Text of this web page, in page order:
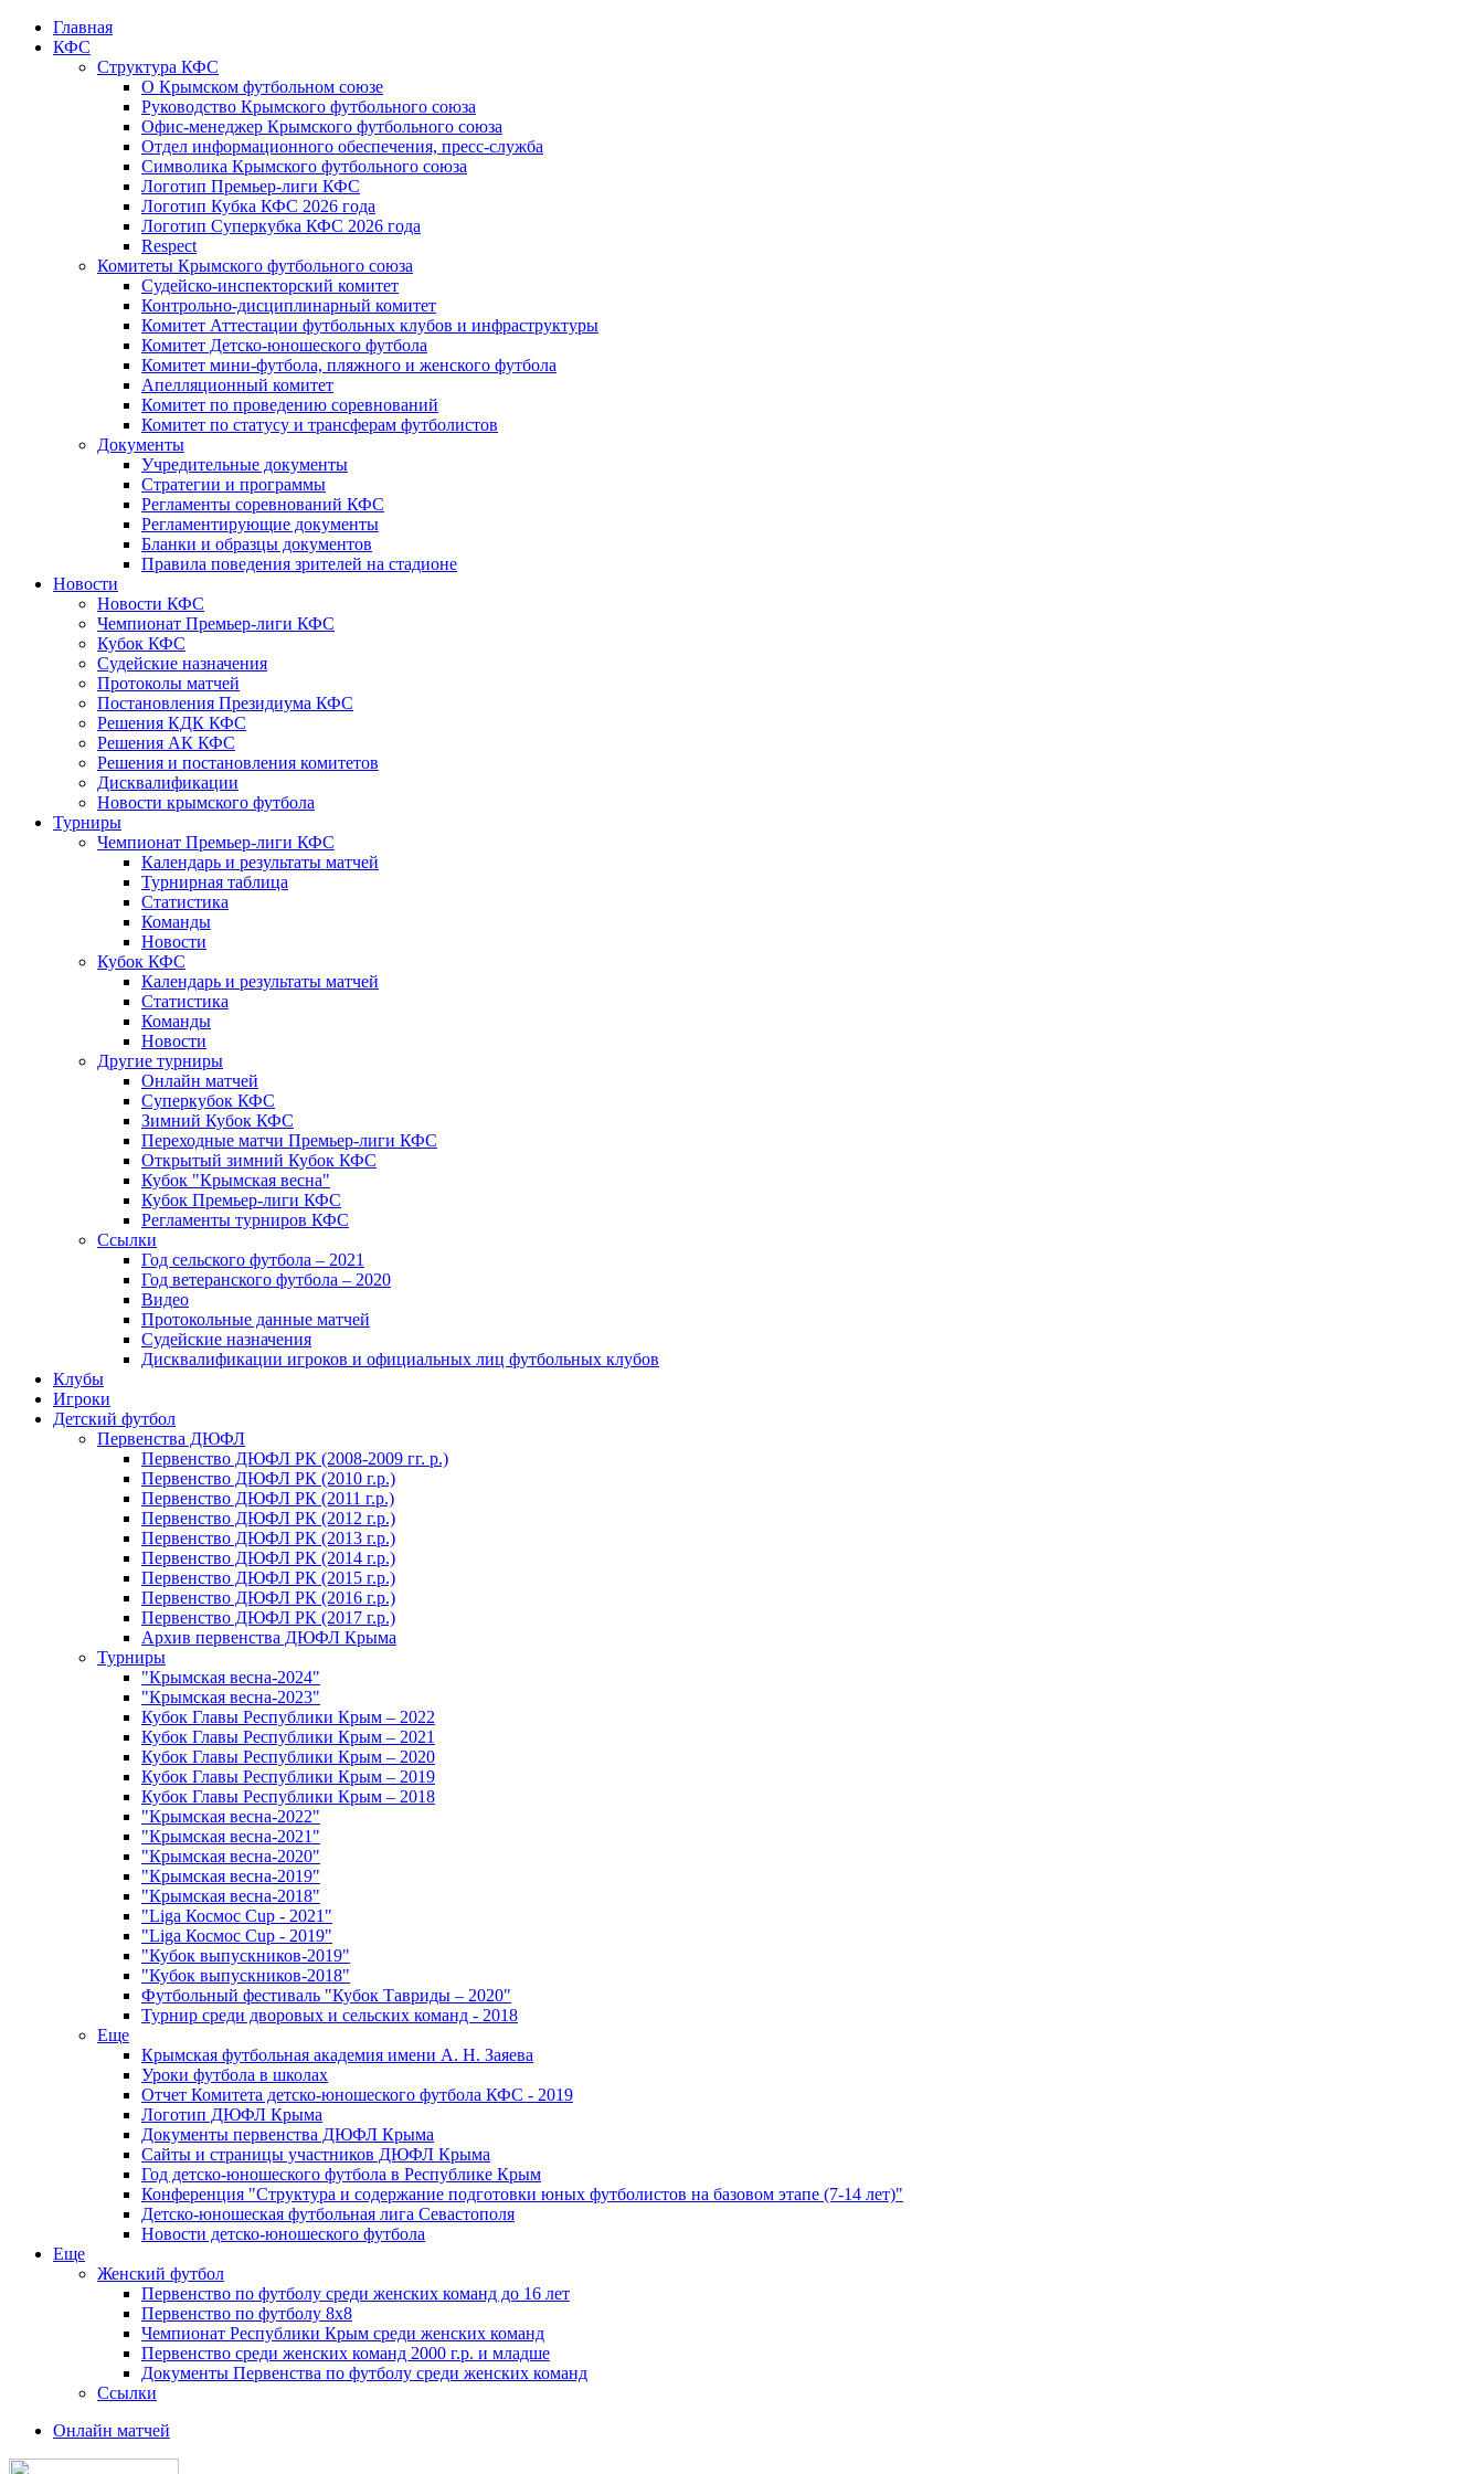
Главная
КФС
Структура КФС
О Крымском футбольном союзе
Руководство Крымского футбольного союза
Офис-менеджер Крымского футбольного союза
Отдел информационного обеспечения, пресс-служба
Символика Крымского футбольного союза
Логотип Премьер-лиги КФС
Логотип Кубка КФС 2026 года
Логотип Суперкубка КФС 2026 года
Respect
Комитеты Крымского футбольного союза
Судейско-инспекторский комитет
Контрольно-дисциплинарный комитет
Комитет Аттестации футбольных клубов и инфраструктуры
Комитет Детско-юношеского футбола
Комитет мини-футбола, пляжного и женского футбола
Апелляционный комитет
Комитет по проведению соревнований
Комитет по статусу и трансферам футболистов
Документы
Учредительные документы
Стратегии и программы
Регламенты соревнований КФС
Регламентирующие документы
Бланки и образцы документов
Правила поведения зрителей на стадионе
Новости
Новости КФС
Чемпионат Премьер-лиги КФС
Кубок КФС
Судейские назначения
Протоколы матчей
Постановления Президиума КФС
Решения КДК КФС
Решения АК КФС
Решения и постановления комитетов
Дисквалификации
Новости крымского футбола
Турниры
Чемпионат Премьер-лиги КФС
Календарь и результаты матчей
Турнирная таблица
Статистика
Команды
Новости
Кубок КФС
Календарь и результаты матчей
Статистика
Команды
Новости
Другие турниры
Онлайн матчей
Суперкубок КФС
Зимний Кубок КФС
Переходные матчи Премьер-лиги КФС
Открытый зимний Кубок КФС
Кубок "Крымская весна"
Кубок Премьер-лиги КФС
Регламенты турниров КФС
Ссылки
Год сельского футбола – 2021
Год ветеранского футбола – 2020
Видео
Протокольные данные матчей
Судейские назначения
Дисквалификации игроков и официальных лиц футбольных клубов
Клубы
Игроки
Детский футбол
Первенства ДЮФЛ
Первенство ДЮФЛ РК (2008-2009 гг. р.)
Первенство ДЮФЛ РК (2010 г.р.)
Первенство ДЮФЛ РК (2011 г.р.)
Первенство ДЮФЛ РК (2012 г.р.)
Первенство ДЮФЛ РК (2013 г.р.)
Первенство ДЮФЛ РК (2014 г.р.)
Первенство ДЮФЛ РК (2015 г.р.)
Первенство ДЮФЛ РК (2016 г.р.)
Первенство ДЮФЛ РК (2017 г.р.)
Архив первенства ДЮФЛ Крыма
Турниры
"Крымская весна-2024"
"Крымская весна-2023"
Кубок Главы Республики Крым – 2022
Кубок Главы Республики Крым – 2021
Кубок Главы Республики Крым – 2020
Кубок Главы Республики Крым – 2019
Кубок Главы Республики Крым – 2018
"Крымская весна-2022"
"Крымская весна-2021"
"Крымская весна-2020"
"Крымская весна-2019"
"Крымская весна-2018"
"Liga Космос Cup - 2021"
"Liga Космос Cup - 2019"
"Кубок выпускников-2019"
"Кубок выпускников-2018"
Футбольный фестиваль "Кубок Тавриды – 2020"
Турнир среди дворовых и сельских команд - 2018
Еще
Крымская футбольная академия имени А. Н. Заяева
Уроки футбола в школах
Отчет Комитета детско-юношеского футбола КФС - 2019
Логотип ДЮФЛ Крыма
Документы первенства ДЮФЛ Крыма
Сайты и страницы участников ДЮФЛ Крыма
Год детско-юношеского футбола в Республике Крым
Конференция "Структура и содержание подготовки юных футболистов на базовом этапе (7-14 лет)"
Детско-юношеская футбольная лига Севастополя
Новости детско-юношеского футбола
Еще
Женский футбол
Первенство по футболу среди женских команд до 16 лет
Первенство по футболу 8х8
Чемпионат Республики Крым среди женских команд
Первенство среди женских команд 2000 г.р. и младше
Документы Первенства по футболу среди женских команд
Ссылки
Онлайн матчей